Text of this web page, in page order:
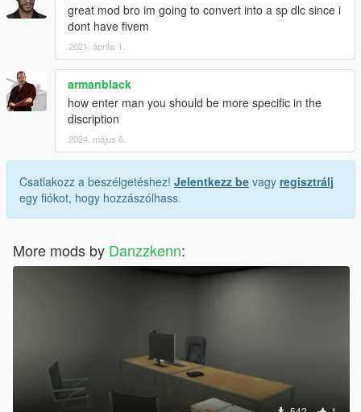
great mod bro im going to convert into a sp dlc since i
dont have fivem
2021. április 1.
armanblack
how enter man you should be more specific in the
discription
2024. május 6.
Csatlakozz a beszélgetéshez! Jelentkezz be vagy regisztrálj
egy fiókot, hogy hozzászólhass.
More mods by Danzzkenn: